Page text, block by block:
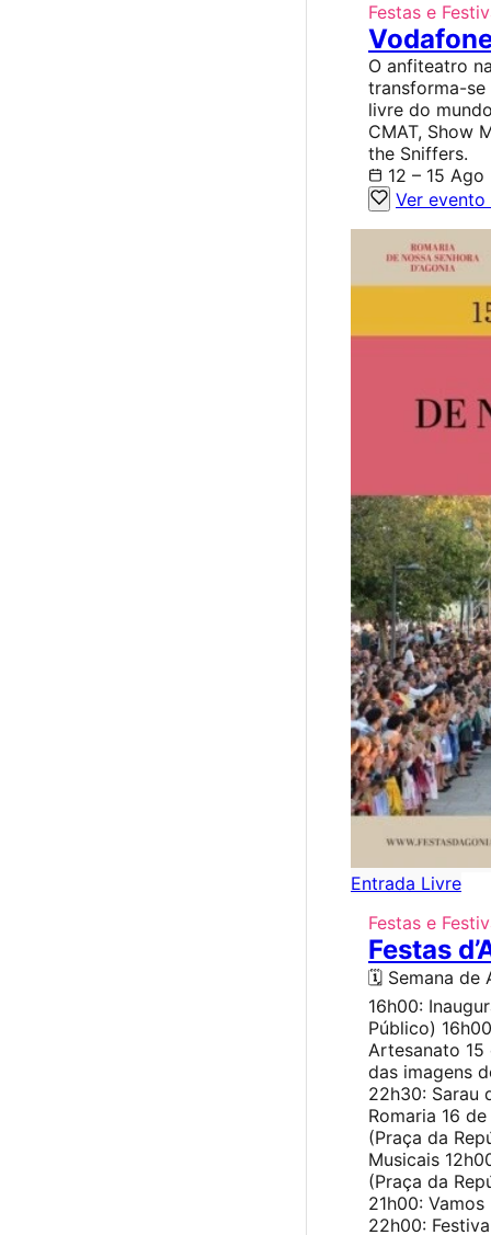
Festas e
O anfiteatro
transforma-se
livre do
CMAT, Show
the Sniffers.
12 – 15 Ago
Ver
Entrada Livre
Festas e
Festas
🗓️ Semana de
16h00:
Público)
Artesanato
das imagens
22h30: Sarau
Romaria 16
(Praça da
Musicais
(Praça da
21h00:
22h00: